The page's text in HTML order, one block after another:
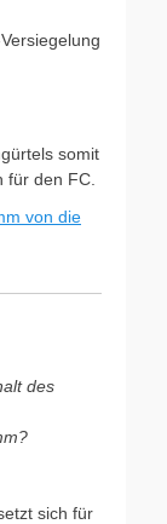
somit
für den FC.
von die
des
sich für